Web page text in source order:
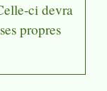
ci devra
propres